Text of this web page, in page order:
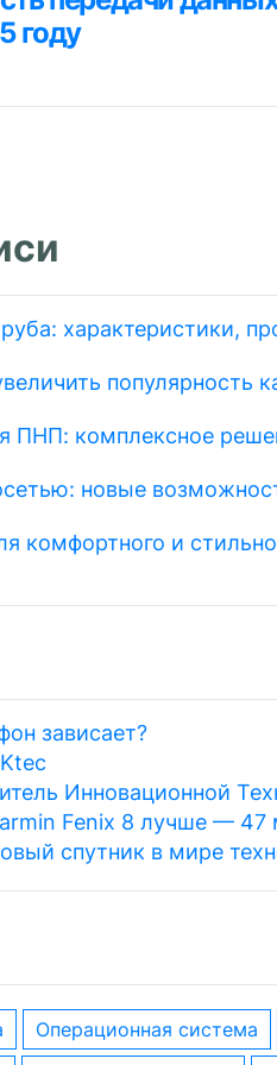
году
характеристики,
популярность
ПНП: комплексное
новые
комфортного и
зависает?
Инновационной
Fenix 8 лучше —
спутник в мире
операционная система